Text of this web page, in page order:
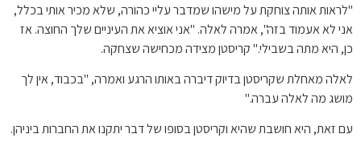
"לראות אותה צוחקת על מישהו שמדבר עליי כהורה, שלא מכיר אותי בכלל,
אני לא אעמוד בזה", אמרה לאלה. "אני אוציא את העיניים שלך החוצה. אז
כן, היא מתה בשבילי." קריסטן מצידה מכחישה שצחקה.
לאלה מאחלת שקריסטן בדיוק דיברה באותו הרגע ואמרה, "בכבוד, אין לך
מושג מה לאלה עברה."
עם זאת, היא חושבת שהיא וקריסטן בסופו של דבר יתקנו את החברות ביניהן.